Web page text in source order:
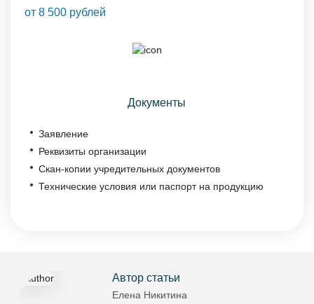
от 8 500 рублей
Документы
Заявление
Реквизиты организации
Скан-копии учредительных документов
Технические условия или паспорт на продукцию
Автор статьи
Елена Никитина